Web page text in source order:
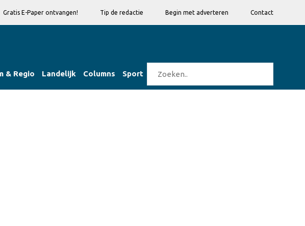
Gratis E-Paper ontvangen! Tip de redactie Begin met adverteren Contact
& Regio Landelijk Columns Sport